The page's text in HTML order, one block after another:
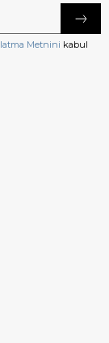
Metnini kabul